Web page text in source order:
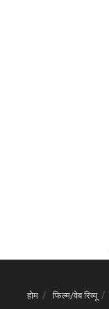
होम फिल्म/वेब रिव्यू